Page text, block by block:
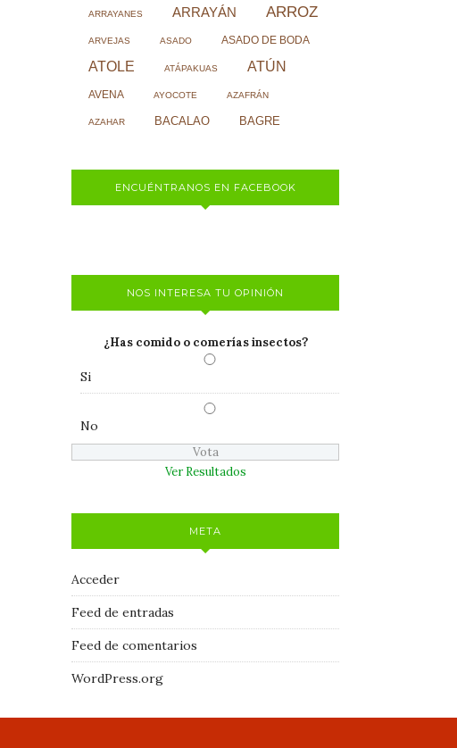
ARRAYANES ARRAYÁN ARROZ
ARVEJAS ASADO ASADO DE BODA
ATOLE ATÁPAKUAS ATÚN
AVENA AYOCOTE AZAFRÁN
AZAHAR BACALAO BAGRE
ENCUÉNTRANOS EN FACEBOOK
NOS INTERESA TU OPINIÓN
¿Has comido o comerías insectos?
Si
No
Ver Resultados
META
Acceder
Feed de entradas
Feed de comentarios
WordPress.org